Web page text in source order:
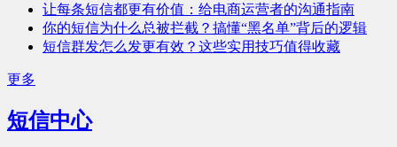
让每条短信都更有价值：给电商运营者的沟通指南
你的短信为什么总被拦截？搞懂“黑名单”背后的逻辑
短信群发怎么发更有效？这些实用技巧值得收藏
更多
短信中心